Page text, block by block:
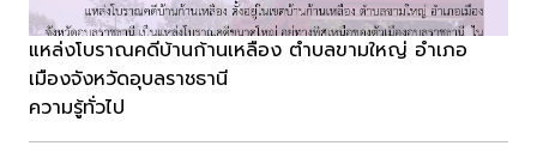
แหล่งโบราณคดีบ้านก้านเหลือง ตำบลขามใหญ่ อำเภอ
เมืองจังหวัดอุบลราชธานี
ความรู้ทั่วไป